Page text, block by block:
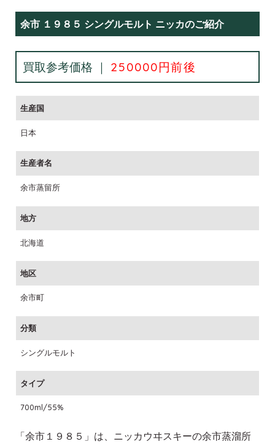
余市 １９８５ シングルモルト ニッカのご紹介
買取参考価格 ｜ 250000円前後
生産国
日本
生産者名
余市蒸留所
地方
北海道
地区
余市町
分類
シングルモルト
タイプ
700ml/55%
「余市１９８５」は、ニッカウヰスキーの余市蒸溜所